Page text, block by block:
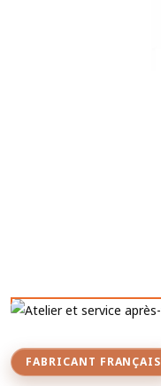
FABRICANT FRANÇAIS